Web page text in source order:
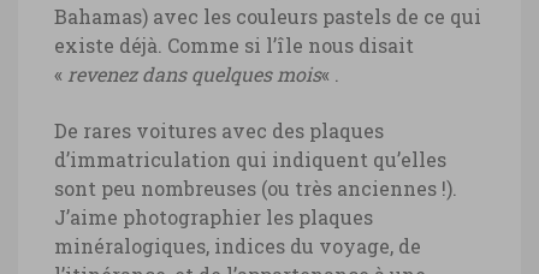
Bahamas, plage sable rose Radio Beach,
archipel de Bimini © Marie-Ange Ostré
Bahamas) avec les couleurs pastels de ce qui
existe déjà. Comme si l’île nous disait
« revenez dans quelques mois« .
De rares voitures avec des plaques
d’immatriculation qui indiquent qu’elles
sont peu nombreuses (ou très anciennes !).
J’aime photographier les plaques
minéralogiques, indices du voyage, de